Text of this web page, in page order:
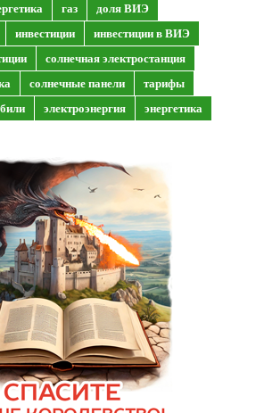
газ
доля ВИЭ
инвестиции
инвестиции в ВИЭ
солнечная электростанция
солнечные панели
тарифы
электроэнергия энергетика